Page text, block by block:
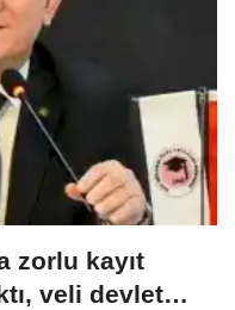
zorlu kayıt
veli devlet